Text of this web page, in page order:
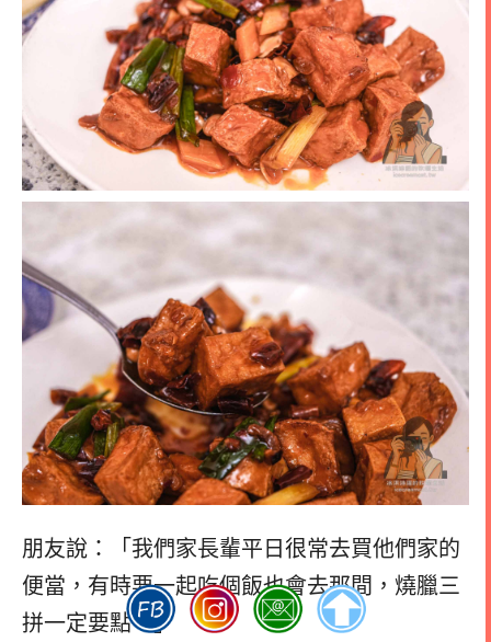
朋友說：「我們家長輩平日很常去買他們家的
便當，有時要一起吃個飯也會去那間，燒臘三
拼一定要點。」